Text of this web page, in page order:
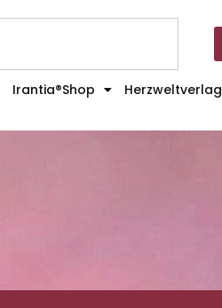
Irantia®Shop Herzweltverlag